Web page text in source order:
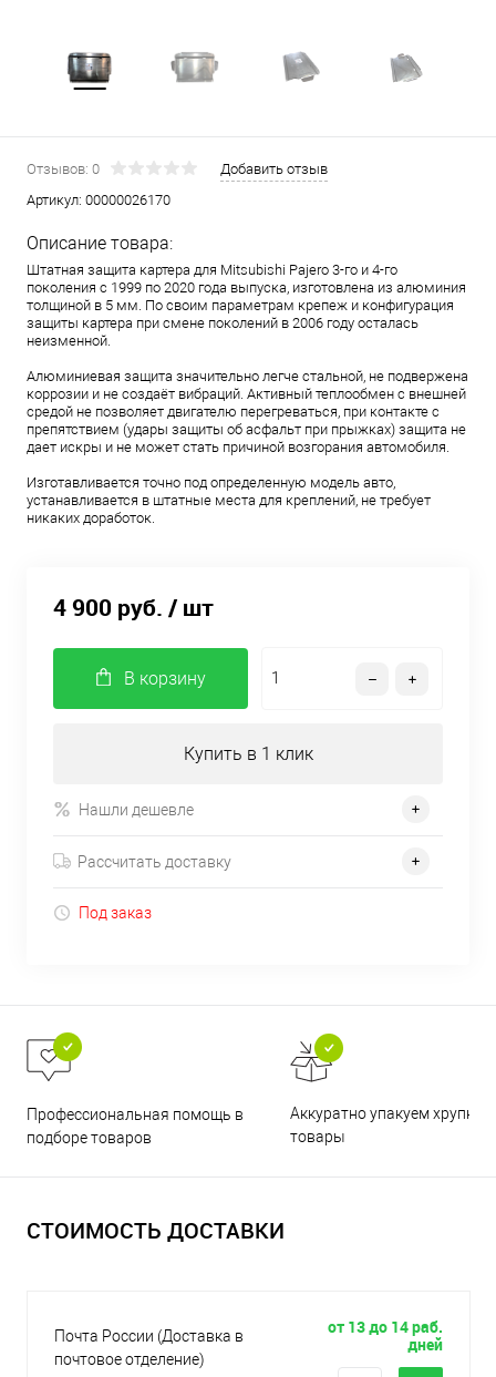
Отзывов: 0
Добавить отзыв
Артикул: 00000026170
Описание товара:
Штатная защита картера для Mitsubishi Pajero 3-го и 4-го
поколения с 1999 по 2020 года выпуска, изготовлена из алюминия
толщиной в 5 мм. По своим параметрам крепеж и конфигурация
защиты картера при смене поколений в 2006 году осталась
неизменной.
Алюминиевая защита значительно легче стальной, не подвержена
коррозии и не создаёт вибраций. Активный теплообмен с внешней
средой не позволяет двигателю перегреваться, при контакте с
препятствием (удары защиты об асфальт при прыжках) защита не
дает искры и не может стать причиной возгорания автомобиля.
Изготавливается точно под определенную модель авто,
устанавливается в штатные места для креплений, не требует
никаких доработок.
4 900 руб. / шт
В корзину
Купить в 1 клик
Нашли дешевле
Рассчитать доставку
Под заказ
Профессиональная помощь в
подборе товаров
Аккуратно упакуем хрупкие
товары
СТОИМОСТЬ ДОСТАВКИ
Почта России (Доставка в
почтовое отделение)
от 13 до 14 раб.
дней